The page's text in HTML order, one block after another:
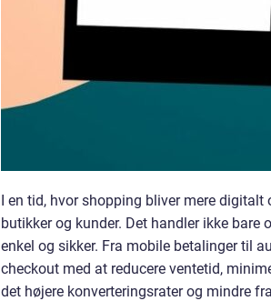
I en tid, hvor shopping bliver mere digitalt
butikker og kunder. Det handler ikke
enkel og sikker. Fra mobile betalinger til
checkout med at reducere ventetid,
det højere konverteringsrater og mindre